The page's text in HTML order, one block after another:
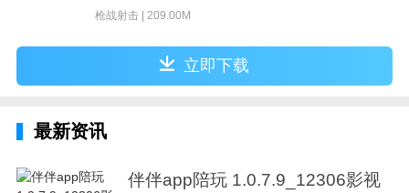
枪战射击 | 209.00M
立即下载
最新资讯
伴伴app陪玩 1.0.7.9_12306影视